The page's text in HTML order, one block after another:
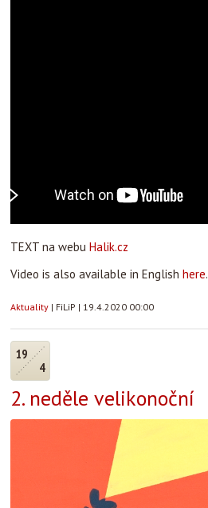
TEXT na webu Halik.cz
Video is also available in English here.
Aktuality | FiLiP | 19.4.2020 00:00
19
4
2. neděle velikonoční